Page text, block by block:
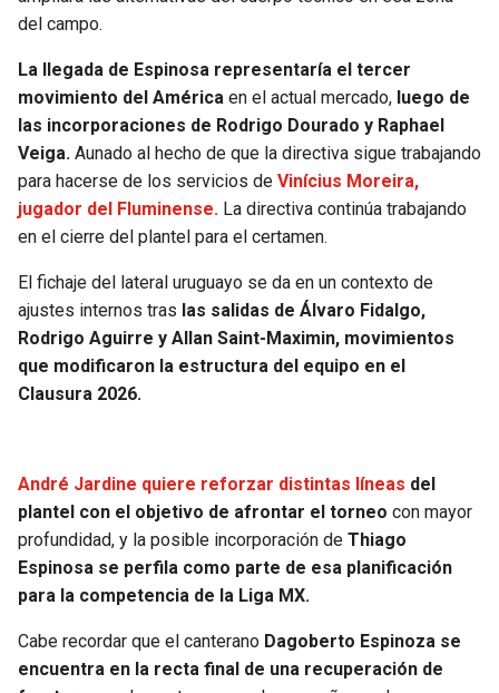
del campo.
La llegada de Espinosa representaría el tercer
movimiento del América en el actual mercado, luego de
las incorporaciones de Rodrigo Dourado y Raphael
Veiga. Aunado al hecho de que la directiva sigue trabajando
para hacerse de los servicios de Vinícius Moreira,
jugador del Fluminense. La directiva continúa trabajando
en el cierre del plantel para el certamen.
El fichaje del lateral uruguayo se da en un contexto de
ajustes internos tras las salidas de Álvaro Fidalgo,
Rodrigo Aguirre y Allan Saint-Maximin, movimientos
que modificaron la estructura del equipo en el
Clausura 2026.
André Jardine quiere reforzar distintas líneas del
plantel con el objetivo de afrontar el torneo con mayor
profundidad, y la posible incorporación de Thiago
Espinosa se perfila como parte de esa planificación
para la competencia de la Liga MX.
Cabe recordar que el canterano Dagoberto Espinoza se
encuentra en la recta final de una recuperación de